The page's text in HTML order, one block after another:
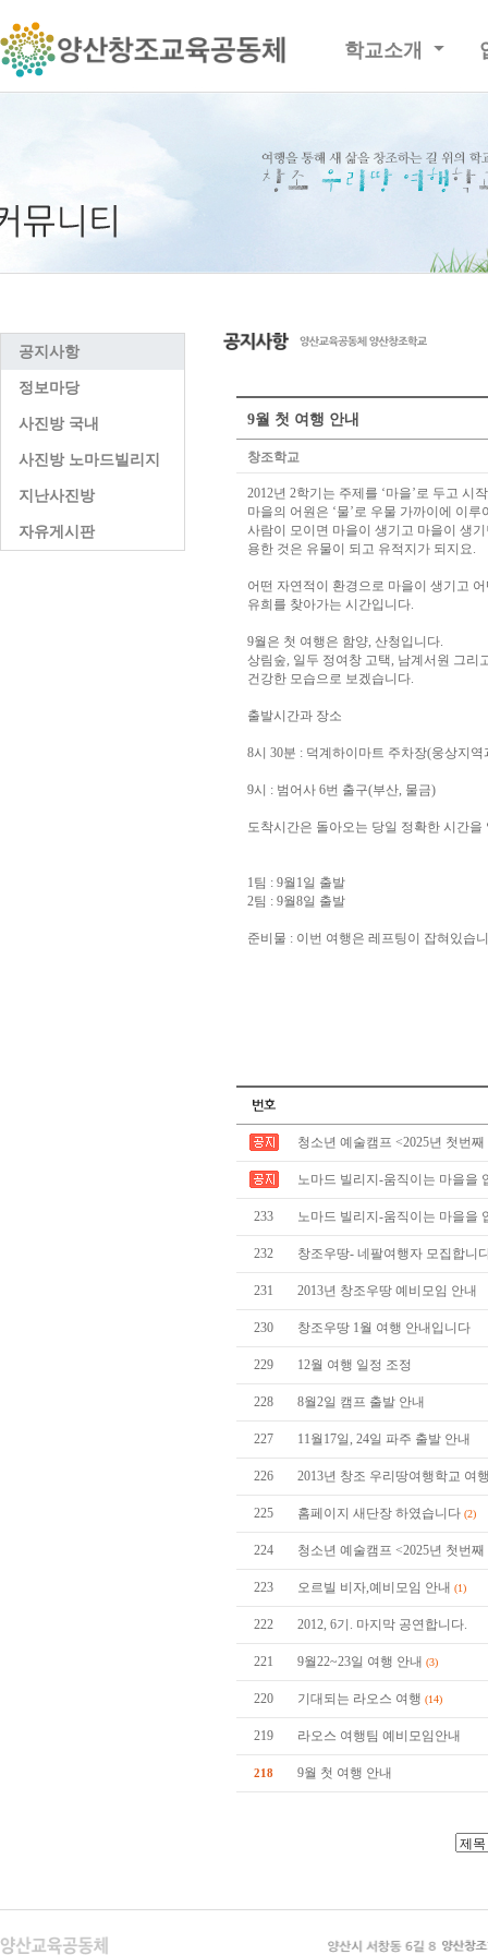
학교소개
공지사항
정보마당
사진방 국내
사진방 노마드빌리지
지난사진방
자유게시판
9월 첫 여행 안내
창조학교
2012년 2학기는 주제를 ‘마을’로 두고 시
마을의 어원은 ‘물’로 우물 가까이에 이
사람이 모이면 마을이 생기고 마을이 생
용한 것은 유물이 되고 유적지가 되지요.
어떤 자연적이 환경으로 마을이 생기고
유희를 찾아가는 시간입니다.
9월은 첫 여행은 함양, 산청입니다.
상림숲, 일두 정여창 고택, 남계서원 그리
건강한 모습으로 보겠습니다.
출발시간과 장소
8시 30분 : 덕계하이마트 주차장(웅상지
9시 : 범어사 6번 출구(부산, 물금)
도착시간은 돌아오는 당일 정확한 시간을
1팀 : 9월1일 출발
2팀 : 9월8일 출발
준비물 : 이번 여행은 레프팅이 잡혀있습
청소년 예술캠프 <2025년 첫번
노마드 빌리지-움직이는 마을을
233 노마드 빌리지-움직이는 마을을
232 창조우땅- 네팔여행자 모집합니
231 2013년 창조우땅 예비모임 안내
230 창조우땅 1월 여행 안내입니다
229 12월 여행 일정 조정
228 8월2일 캠프 출발 안내
227 11월17일, 24일 파주 출발 안내
226 2013년 창조 우리땅여행학교 여
225 홈페이지 새단장 하였습니다 (2)
224 청소년 예술캠프 <2025년 첫번
223 오르빌 비자,예비모임 안내 (1)
222 2012, 6기. 마지막 공연합니다.
221 9월22~23일 여행 안내 (3)
220 기대되는 라오스 여행 (14)
219 라오스 여행팀 예비모임안내
218 9월 첫 여행 안내